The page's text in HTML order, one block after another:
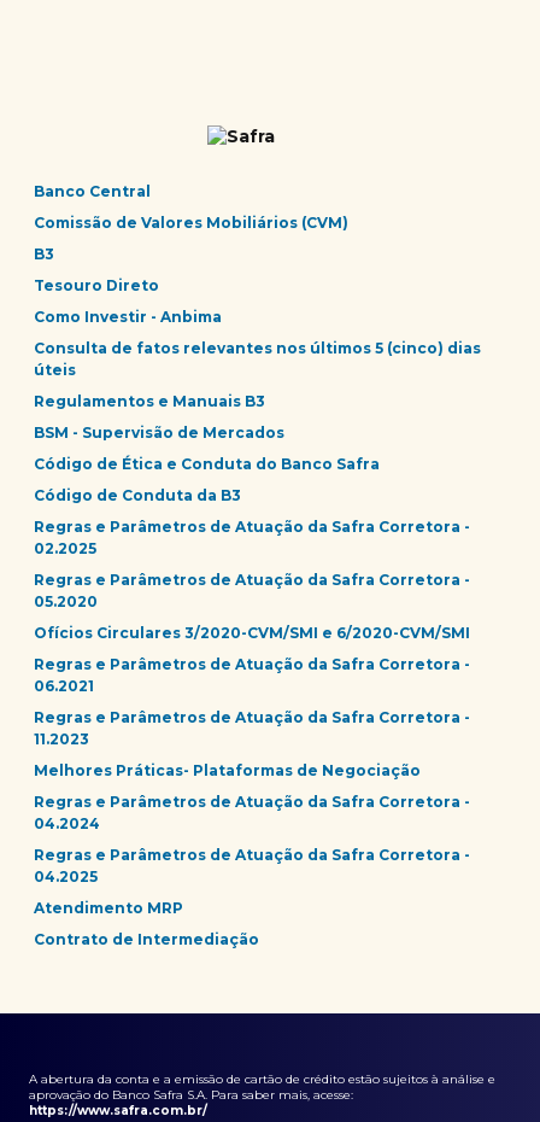
Banco Central
Comissão de Valores Mobiliários (CVM)
B3
Tesouro Direto
Como Investir - Anbima
Consulta de fatos relevantes nos últimos 5 (cinco) dias
úteis
Regulamentos e Manuais B3
BSM - Supervisão de Mercados
Código de Ética e Conduta do Banco Safra
Código de Conduta da B3
Regras e Parâmetros de Atuação da Safra Corretora -
02.2025
Regras e Parâmetros de Atuação da Safra Corretora -
05.2020
Ofícios Circulares 3/2020-CVM/SMI e 6/2020-CVM/SMI
Regras e Parâmetros de Atuação da Safra Corretora -
06.2021
Regras e Parâmetros de Atuação da Safra Corretora -
11.2023
Melhores Práticas- Plataformas de Negociação
Regras e Parâmetros de Atuação da Safra Corretora -
04.2024
Regras e Parâmetros de Atuação da Safra Corretora -
04.2025
Atendimento MRP
Contrato de Intermediação
A abertura da conta e a emissão de cartão de crédito estão sujeitos à análise e
aprovação do Banco Safra S.A. Para saber mais, acesse:
https://www.safra.com.br/